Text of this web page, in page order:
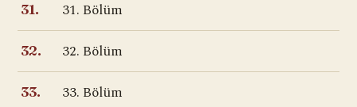
31. 31. Bölüm
32. 32. Bölüm
33. 33. Bölüm